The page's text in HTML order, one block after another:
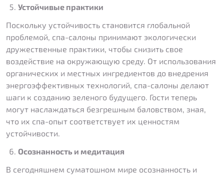
Устойчивые практики
Поскольку устойчивость становится глобальной
проблемой, спа-салоны принимают экологически
дружественные практики, чтобы снизить свое
воздействие на окружающую среду. От использования
органических и местных ингредиентов до внедрения
энергоэффективных технологий, спа-салоны делают
шаги к созданию зеленого будущего. Гости теперь
могут наслаждаться безгрешным баловством, зная,
что их спа-опыт соответствует их ценностям
устойчивости.
Осознанность и медитация
В сегодняшнем суматошном мире осознанность и